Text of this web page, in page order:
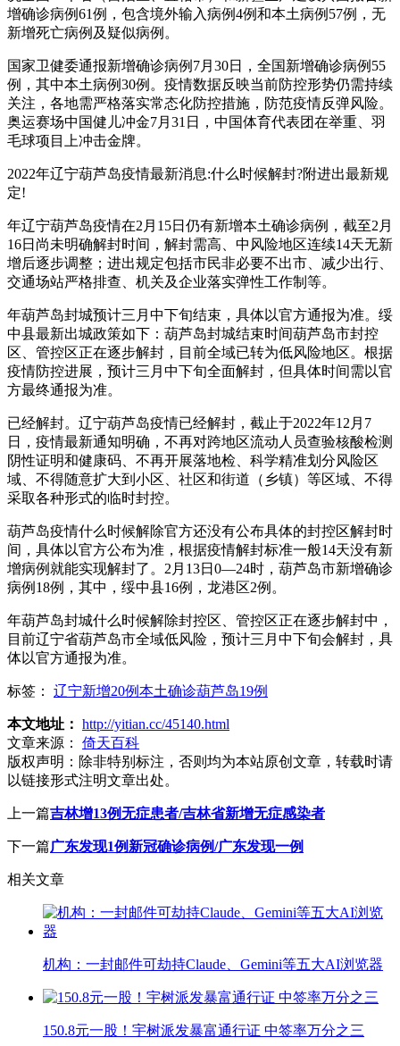
增确诊病例61例，包含境外输入病例4例和本土病例57例，无
新增死亡病例及疑似病例。
国家卫健委通报新增确诊病例7月30日，全国新增确诊病例55
例，其中本土病例30例。疫情数据反映当前防控形势仍需持续
关注，各地需严格落实常态化防控措施，防范疫情反弹风险。
奥运赛场中国健儿冲金7月31日，中国体育代表团在举重、羽
毛球项目上冲击金牌。
2022年辽宁葫芦岛疫情最新消息:什么时候解封?附进出最新规
定!
年辽宁葫芦岛疫情在2月15日仍有新增本土确诊病例，截至2月
16日尚未明确解封时间，解封需高、中风险地区连续14天无新
增后逐步调整；进出规定包括市民非必要不出市、减少出行、
交通场站严格排查、机关及企业落实弹性工作制等。
年葫芦岛封城预计三月中下旬结束，具体以官方通报为准。绥
中县最新出城政策如下：葫芦岛封城结束时间葫芦岛市封控
区、管控区正在逐步解封，目前全域已转为低风险地区。根据
疫情防控进展，预计三月中下旬全面解封，但具体时间需以官
方最终通报为准。
已经解封。辽宁葫芦岛疫情已经解封，截止于2022年12月7
日，疫情最新通知明确，不再对跨地区流动人员查验核酸检测
阴性证明和健康码、不再开展落地检、科学精准划分风险区
域、不得随意扩大到小区、社区和街道（乡镇）等区域、不得
采取各种形式的临时封控。
葫芦岛疫情什么时候解除官方还没有公布具体的封控区解封时
间，具体以官方公布为准，根据疫情解封标准一般14天没有新
增病例就能实现解封了。2月13日0—24时，葫芦岛市新增确诊
病例18例，其中，绥中县16例，龙港区2例。
年葫芦岛封城什么时候解除封控区、管控区正在逐步解封中，
目前辽宁省葫芦岛市全域低风险，预计三月中下旬会解封，具
体以官方通报为准。
标签： 辽宁新增20例本土确诊葫芦岛19例
本文地址： http://yitian.cc/45140.html
文章来源：
倚天百科
版权声明： 除非特别标注，否则均为本站原创文章，转载时请
以链接形式注明文章出处。
上一篇吉林增13例无症患者/吉林省新增无症感染者
下一篇广东发现1例新冠确诊病例/广东发现一例
相关文章
机构：一封邮件可劫持Claude、Gemini等五大AI浏览器
150.8元一股！宇树派发暴富通行证 中签率万分之三